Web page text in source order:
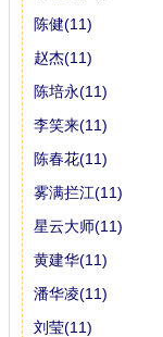
陈健(11)
赵杰(11)
陈培永(11)
李笑来(11)
陈春花(11)
雾满拦江(11)
星云大师(11)
黄建华(11)
潘华凌(11)
刘莹(11)